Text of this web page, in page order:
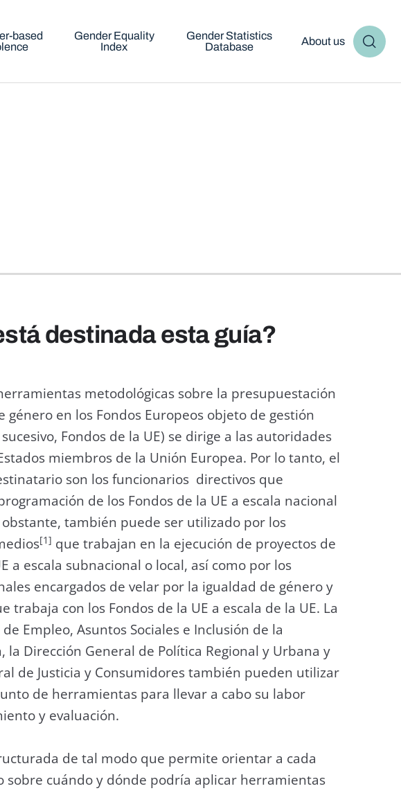
based
Gender Equality
Index
Gender Statistics
Database
About us
destinada esta guía?
metodológicas sobre la presupuestación
género en los Fondos Europeos objeto de gestión
Fondos de la UE) se dirige a las autoridades
miembros de la Unión Europea. Por lo tanto, el
son los funcionarios directivos que
de los Fondos de la UE a escala nacional
también puede ser utilizado por los
[1] que trabajan en la ejecución de proyectos de
a escala subnacional o local, así como por los
encargados de velar por la igualdad de género y
trabaja con los Fondos de la UE a escala de la UE. La
Empleo, Asuntos Sociales e Inclusión de la
la Dirección General de Política Regional y Urbana y
de Justicia y Consumidores también pueden utilizar
de herramientas para llevar a cabo su labor
y evaluación.
de tal modo que permite orientar a cada
sobre cuándo y dónde podría aplicar herramientas